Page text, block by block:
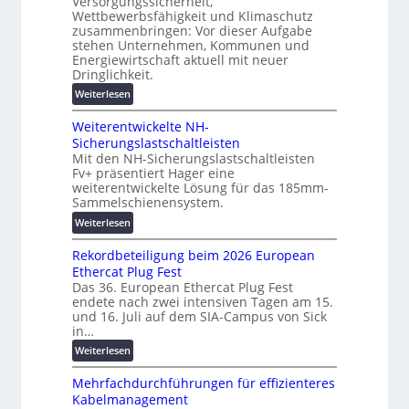
u
n
g
e
n
n
d
d
i
g
i
t
a
l
e
T
r
a
n
s
p
a
r
e
n
z
h
i
n
e
n
b
u
:
F
o
r
s
c
h
u
n
g
s
r
d
e
Wettbewerbsfähigkeit und Klimaschutz
zusammenbringen: Vor dieser Aufgabe
stehen Unternehmen, Kommunen und
Energiewirtschaft aktuell mit neuer
Dringlichkeit.
Weiterlesen:
V
o
l
t
a
-
X
2
0
2
7
w
i
r
d
z
u
m
E
Weiterentwickelte NH-
Sicherungslastschaltleisten
Mit den NH-Sicherungslastschaltleisten
Fv+ präsentiert Hager eine
weiterentwickelte Lösung für das 185mm-
Sammelschienensystem.
Weiterlesen:
W
e
i
t
e
r
n
t
w
i
Rekordbeteiligung beim 2026 European
Ethercat Plug Fest
Das 36. European Ethercat Plug Fest
endete nach zwei intensiven Tagen am 15.
und 16. Juli auf dem SIA-Campus von Sick
in…
Weiterlesen:
R
e
k
Mehrfachdurchführungen für effizienteres
Kabelmanagement